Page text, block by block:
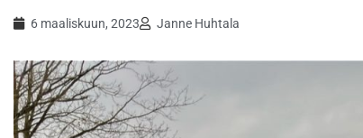
6 maaliskuun, 2023 Janne Huhtala